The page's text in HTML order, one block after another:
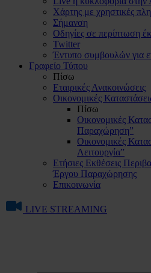
Χάρτης με χρηστικές
Σήμανση
Οδηγίες σε περίπτωση
Twitter
Έντυπο συμβουλών για
Γραφείο Τύπου
Πίσω
Εταιρικές Ανακοινώσεις
Οικονομικές
Πίσω
Οικονομικές
Παραχώρηση”
Οικονομικές
Λειτουργία”
Ετήσιες Εκθέσεις
Έργου Παραχώρησης
Επικοινωνία
LIVE STREAMING